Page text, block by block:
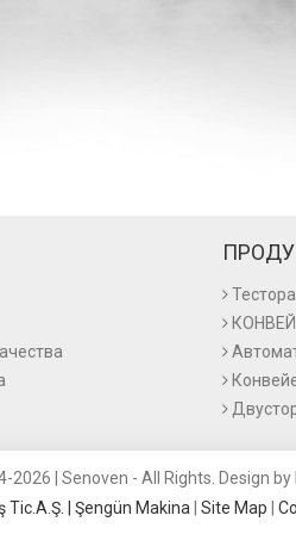
The
2026 | Senoven - All Rights. Design by
Tic.A.Ş. | Şengün Makina
Site Map